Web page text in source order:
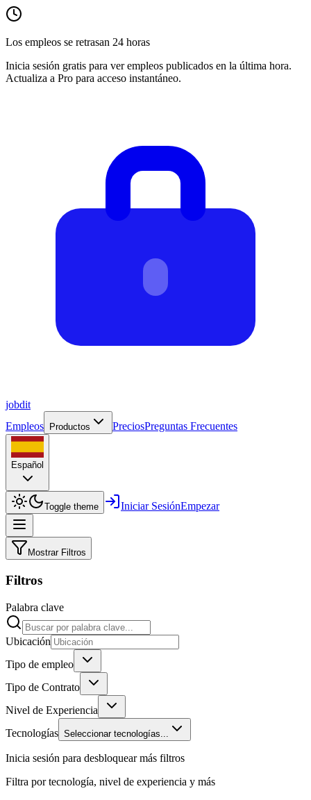
Los empleos se retrasan 24 horas
Inicia sesión gratis para ver empleos publicados en la última hora.
Actualiza a Pro para acceso instantáneo.
jobdit
Empleos
Productos PreciosPreguntas Frecuentes
Español
Toggle theme Iniciar SesiónEmpezar
Mostrar Filtros
Filtros
Palabra clave
Ubicación
Tipo de empleo
Tipo de Contrato
Nivel de Experiencia
Tecnologías Seleccionar tecnologías...
Inicia sesión para desbloquear más filtros
Filtra por tecnología, nivel de experiencia y más